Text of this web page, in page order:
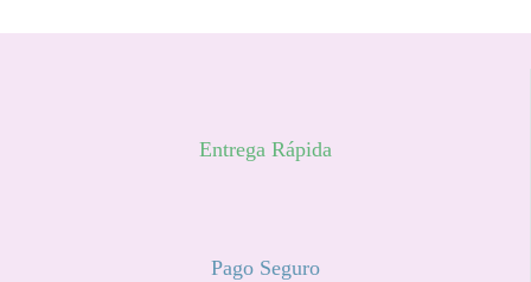
Entrega Rápida
Pago Seguro